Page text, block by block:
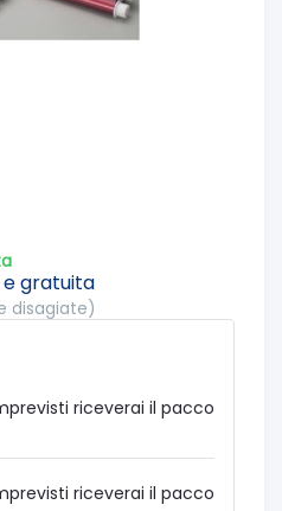
e gratuita
disagiate)
riceverai il pacco
riceverai il pacco